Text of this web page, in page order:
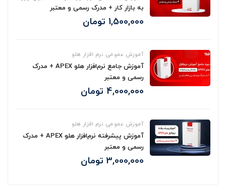
به بازار کار + مدرک رسمی و معتبر
1,500,000 تومان
آموزش عمومی نرم افزار هلو
آموزش جامع نرم‌افزار هلو APEX + مدرک
رسمی و معتبر
4,000,000 تومان
آموزش عمومی نرم افزار هلو
آموزش پیشرفته نرم‌افزار هلو APEX + مدرک
رسمی و معتبر
3,000,000 تومان